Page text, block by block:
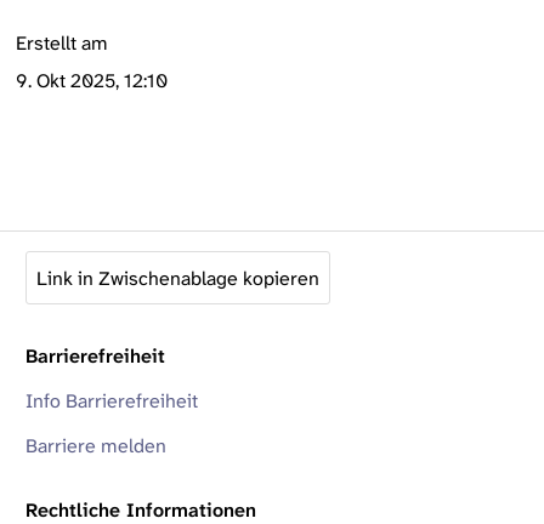
Erstellt am
9. Okt 2025, 12:10
Link in Zwischenablage kopieren
Barrierefreiheit
Info Barrierefreiheit
Barriere melden
Rechtliche Informationen